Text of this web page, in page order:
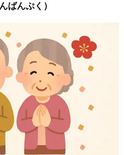
ばんぷく）